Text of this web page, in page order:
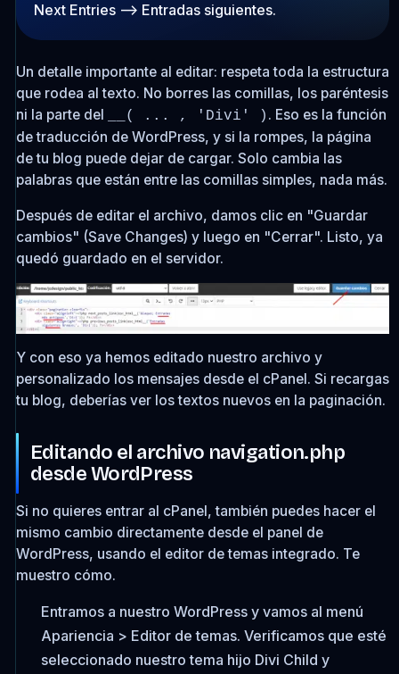
Next Entries--> Entradas siguientes.
Un detalle importante al editar: respeta toda la estructura
que rodea al texto. No borres las comillas, los paréntesis
ni la parte del
__( ... , 'Divi' ) . Eso es la función
de traducción de WordPress, y si la rompes, la página
de tu blog puede dejar de cargar. Solo cambia las
palabras que están entre las comillas simples, nada más.
Después de editar el archivo, damos clic en "Guardar
cambios" (Save Changes) y luego en "Cerrar". Listo, ya
quedó guardado en el servidor.
Y con eso ya hemos editado nuestro archivo y
personalizado los mensajes desde el cPanel. Si recargas
tu blog, deberías ver los textos nuevos en la paginación.
Editando el archivo navigation.php
desde WordPress
Si no quieres entrar al cPanel, también puedes hacer el
mismo cambio directamente desde el panel de
WordPress, usando el editor de temas integrado. Te
muestro cómo.
Entramos a nuestro WordPress y vamos al menú
Apariencia > Editor de temas. Verificamos que esté
seleccionado nuestro tema hijo Divi Child y